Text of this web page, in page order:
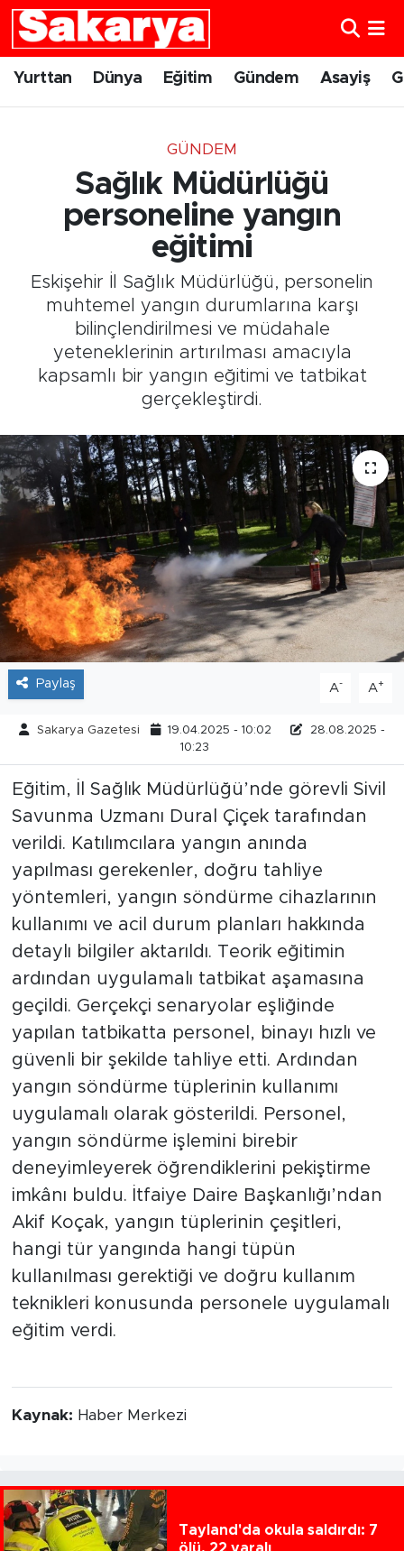
Yurttan Dünya Eğitim Gündem Asayiş
GÜNDEM
Sağlık Müdürlüğü
personeline yangın
eğitimi
Eskişehir İl Sağlık Müdürlüğü, personelin
muhtemel yangın durumlarına karşı
bilinçlendirilmesi ve müdahale
yeteneklerinin artırılması amacıyla
kapsamlı bir yangın eğitimi ve tatbikat
gerçekleştirdi.
Paylaş A- A+
Sakarya Gazetesi 19.04.2025 - 10:02
28.08.2025 -
10:23
Eğitim, İl Sağlık Müdürlüğü’nde görevli Sivil
Savunma Uzmanı Dural Çiçek tarafından
verildi. Katılımcılara yangın anında
yapılması gerekenler, doğru tahliye
yöntemleri, yangın söndürme cihazlarının
kullanımı ve acil durum planları hakkında
detaylı bilgiler aktarıldı. Teorik eğitimin
ardından uygulamalı tatbikat aşamasına
geçildi. Gerçekçi senaryolar eşliğinde
yapılan tatbikatta personel, binayı hızlı ve
güvenli bir şekilde tahliye etti. Ardından
yangın söndürme tüplerinin kullanımı
uygulamalı olarak gösterildi. Personel,
yangın söndürme işlemini birebir
deneyimleyerek öğrendiklerini pekiştirme
imkânı buldu. İtfaiye Daire Başkanlığı’ndan
Akif Koçak, yangın tüplerinin çeşitleri,
hangi tür yangında hangi tüpün
kullanılması gerektiği ve doğru kullanım
teknikleri konusunda personele uygulamalı
eğitim verdi.
Kaynak: Haber Merkezi
Tayland'da okula saldırdı: 7
ölü, 22 yaralı
Yurttan
Gündem
Eskişehirspor
Spor
Sağlık
Kültür Sanat
Tarihçe
Resmi İlanlar
Foto Şaka
Teknoloji
Politika
Eskişehir Nöbetçi Eczaneler
Eskişehir Trafik Yoğunluk Haritası
Süper Lig Puan Durumu ve Fikstür
Tüm Manşetler
Son Dakika Haberleri
Haber Arşivi